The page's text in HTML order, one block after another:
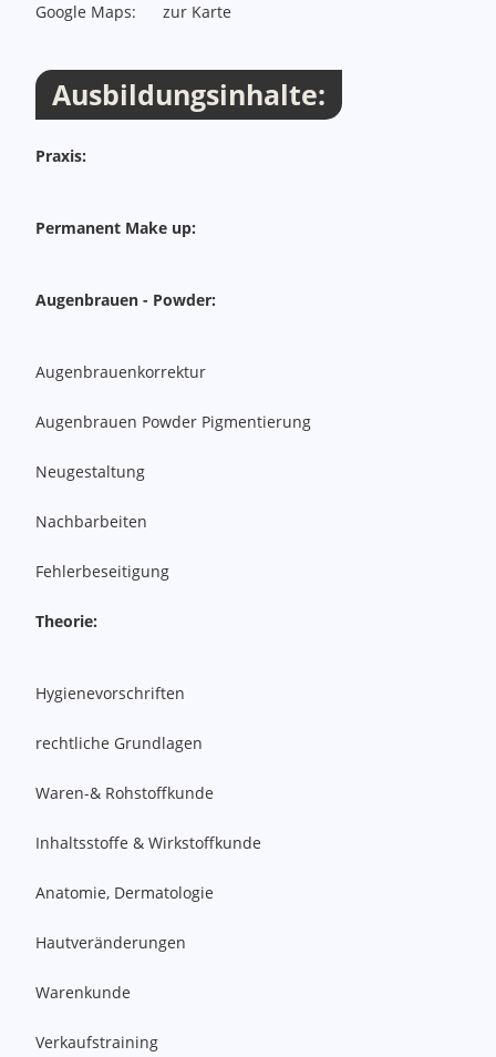
Google Maps: zur Karte
Ausbildungsinhalte:
Praxis:
Permanent Make up:
Augenbrauen - Powder:
Augenbrauenkorrektur
Augenbrauen Powder Pigmentierung
Neugestaltung
Nachbarbeiten
Fehlerbeseitigung
Theorie:
Hygienevorschriften
rechtliche Grundlagen
Waren-& Rohstoffkunde
Inhaltsstoffe & Wirkstoffkunde
Anatomie, Dermatologie
Hautveränderungen
Warenkunde
Verkaufstraining